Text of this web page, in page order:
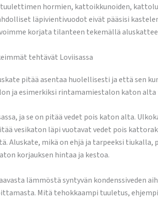
hormien, kattoikkunoiden,
läpivientivuodot eivät pääsisi
korjata tilanteen tekemällä
tehtävät Loviisassa
pitää asentaa huolellisesti ja että sen
ja esimerkiksi rintamamiestalon katon
ja se on pitää vedet pois katon alta.
vesikaton läpi vuotavat vedet pois
Aluskate, mikä on ehjä ja tarpeeksi
korjauksen hintaa ja kestoa.
lämmöstä syntyvän kondenssiveden
Mitä tehokkaampi tuuletus,